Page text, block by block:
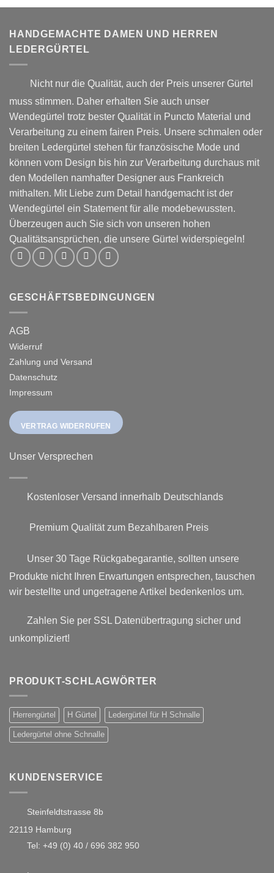
können
der
Produktseite
können
der
HANDGEMACHTE DAMEN UND HERREN
LEDERGÜRTEL
Nicht nur die Qualität, auch der Preis unserer Gürtel
muss stimmen. Daher erhalten Sie auch unser
Wendegürtel trotz bester Qualität in Puncto Material und
Verarbeitung zu einem fairen Preis. Unsere schmalen oder
breiten Ledergürtel stehen für französische Mode und
können vom Design bis hin zur Verarbeitung durchaus mit
den Modellen namhafter Designer aus Frankreich
mithalten. Mit Liebe zum Detail handgemacht ist der
Wendegürtel ein Statement für alle modebewussten.
Überzeugen auch Sie sich von unseren hohen
Qualitätsansprüchen, die unsere Gürtel widerspiegeln!
GESCHÄFTSBEDINGUNGEN
AGB
Widerruf
Zahlung und Versand
Datenschutz
Impressum
VERTRAG WIDERRUFEN
Unser Versprechen
Kostenloser Versand innerhalb Deutschlands
Premium Qualität zum Bezahlbaren Preis
Unser 30 Tage Rückgabegarantie, sollten unsere
Produkte nicht Ihren Erwartungen entsprechen, tauschen
wir bestellte und ungetragene Artikel bedenkenlos um.
Zahlen Sie per SSL Datenübertragung sicher und
unkompliziert!
PRODUKT-SCHLAGWÖRTER
Herrengürtel H Gürtel Ledergürtel für H Schnalle
Ledergürtel ohne Schnalle
KUNDENSERVICE
Steinfeldtstrasse 8b
22119 Hamburg
Tel: +49 (0) 40 / 696 382 950